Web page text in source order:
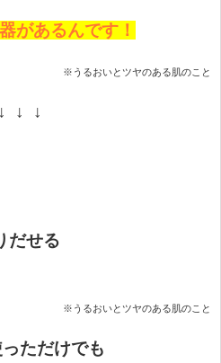
があるんです！
※うるおいとツヤのある肌のこと
↓ ↓ ↓
だせる
※うるおいとツヤのある肌のこと
ただけでも